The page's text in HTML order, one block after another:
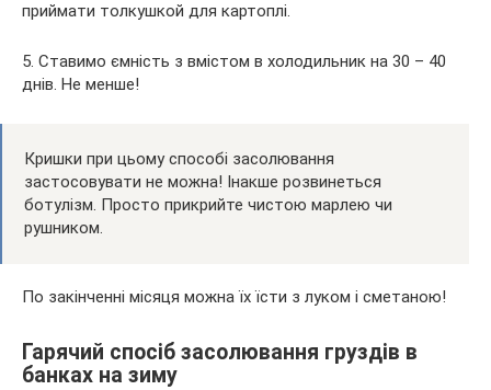
приймати толкушкой для картоплі.
5. Ставимо ємність з вмістом в холодильник на 30 – 40
днів. Не менше!
Кришки при цьому способі засолювання
застосовувати не можна! Інакше розвинеться
ботулізм. Просто прикрийте чистою марлею чи
рушником.
По закінченні місяця можна їх їсти з луком і сметаною!
Гарячий спосіб засолювання груздів в
банках на зиму